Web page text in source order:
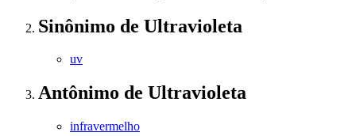
Sinônimo de Ultravioleta
uv
Antônimo de Ultravioleta
infravermelho